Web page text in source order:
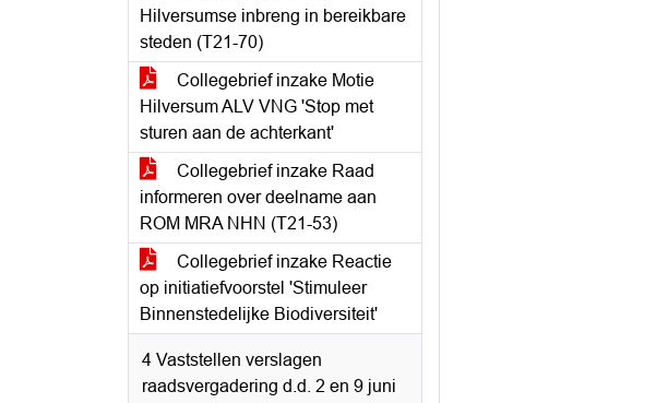
Hilversumse inbreng in bereikbare
steden (T21-70)
Collegebrief inzake Motie
Hilversum ALV VNG 'Stop met
sturen aan de achterkant'
Collegebrief inzake Raad
informeren over deelname aan
ROM MRA NHN (T21-53)
Collegebrief inzake Reactie
op initiatiefvoorstel 'Stimuleer
Binnenstedelijke Biodiversiteit'
4 Vaststellen verslagen
raadsvergadering d.d. 2 en 9 juni